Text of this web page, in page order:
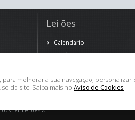
Leilões
Calendário
Venda Direta
Leilões ©
melhorar a sua navegação,
do site. Saiba mais no Aviso de Cookies